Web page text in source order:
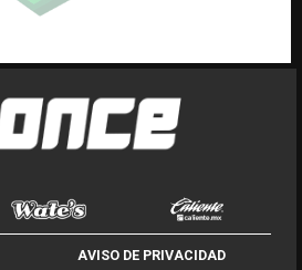
AVISO DE PRIVACIDAD